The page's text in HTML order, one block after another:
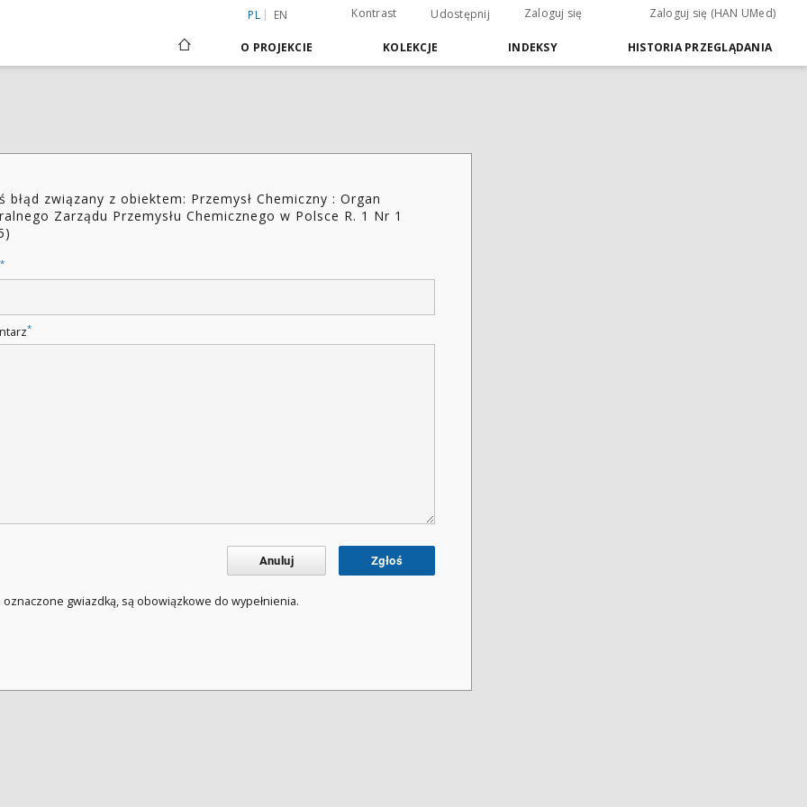
PL EN Kontrast Udostępnij Zaloguj się Zaloguj się (HAN UMed)
O PROJEKCIE KOLEKCJE INDEKSY HISTORIA PRZEGLĄDANIA
błąd związany z obiektem: Przemysł Chemiczny : Organ
Zarządu Przemysłu Chemicznego w Polsce R. 1 Nr 1
*
*
Anuluj Zgłoś
oznaczone gwiazdką, są obowiązkowe do wypełnienia.